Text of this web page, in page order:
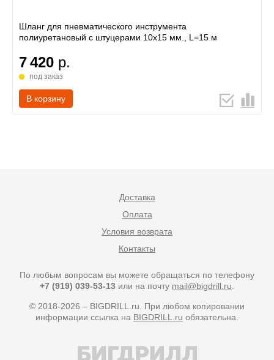
Шланг для пневматического инструмента
полиуретановый с штуцерами 10х15 мм., L=15 м
7 420 р.
под заказ
В корзину
Доставка
Оплата
Условия возврата
Контакты
По любым вопросам вы можете обращаться по телефону
+7 (919) 039-53-13 или на почту mail@bigdrill.ru
© 2018-2026 – BIGDRILL.ru. При любом копировании
информации ссылка на BIGDRILL.ru обязательна.